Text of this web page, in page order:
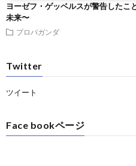
ヨーゼフ・ゲッベルスが警告したこ
未来〜
プロパガンダ
Twitter
ツイート
Face bookページ